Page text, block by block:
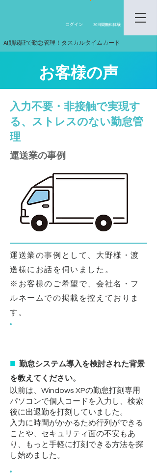
​ログイン 30日間無料体験
AI顔認証で勤怠管理！タスカルタイムカード
​お客様の声
入力不要・非接触で実現す
る、ストレスのない勤怠管
理
運送業の事例
運送業の事例として、大野様・渡
邊様にお話を伺いました。
​※お客様のご希望で、会社名・フ
ルネームでの掲載を控えておりま
す。
■ 勤怠システム導入を検討された背景
を教えてください。
以前は、Windows XPの勤怠打刻専用
パソコンで個人コードを入力し、検索
後に出退勤を打刻していました。
入力に時間がかかるため行列ができる
ことや、セキュリティ面の不安もあ
り、もっと手軽に打刻できる方法を探
し始めました。